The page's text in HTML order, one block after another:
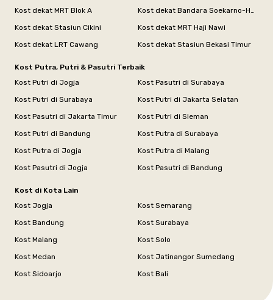
Kost dekat MRT Blok A
Kost dekat Bandara Soekarno-Hatta
Kost dekat Stasiun Cikini
Kost dekat MRT Haji Nawi
Kost dekat LRT Cawang
Kost dekat Stasiun Bekasi Timur
Kost Putra, Putri & Pasutri Terbaik
Kost Putri di Jogja
Kost Pasutri di Surabaya
Kost Putri di Surabaya
Kost Putri di Jakarta Selatan
Kost Pasutri di Jakarta Timur
Kost Putri di Sleman
Kost Putri di Bandung
Kost Putra di Surabaya
Kost Putra di Jogja
Kost Putra di Malang
Kost Pasutri di Jogja
Kost Pasutri di Bandung
Kost di Kota Lain
Kost Jogja
Kost Semarang
Kost Bandung
Kost Surabaya
Kost Malang
Kost Solo
Kost Medan
Kost Jatinangor Sumedang
Kost Sidoarjo
Kost Bali